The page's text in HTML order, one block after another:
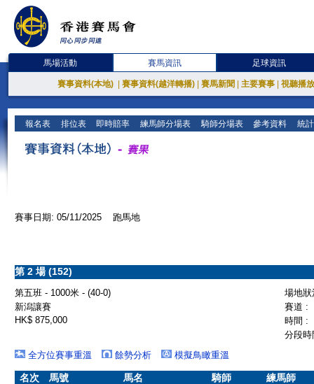
馬場活動 賽馬資訊 足球資訊
賽事資料(本地) 賽事資料(越洋轉播) 賽馬新聞 主要賽事 視聽播
報名表 排位表 即時賠率 練馬師分場表 騎師分場表 參考資料 統
賽事日期: 05/11/2025 跑馬地
第 2 場 (152)
第五班 - 1000米 - (40-0)
場地
新潟讓賽
賽道 :
HK$ 875,000
時間 :
分段
全方位賽事重溫
餘勢分析 模擬鳥瞰重溫
名次 馬號 馬名 騎師 練馬師